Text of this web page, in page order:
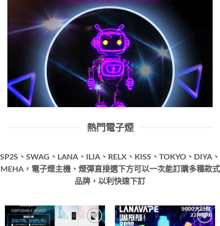
熱門電子煙
SP2S、SWAG、LANA、ILIA、RELX、KISS、TOKYO、DIYA、
MEHA，電子煙主機、煙彈直接選下方可以一次能訂購多種款式
品牌，以利快速下訂